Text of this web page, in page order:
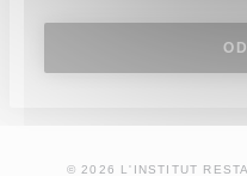
© 2026 L'INSTITUT